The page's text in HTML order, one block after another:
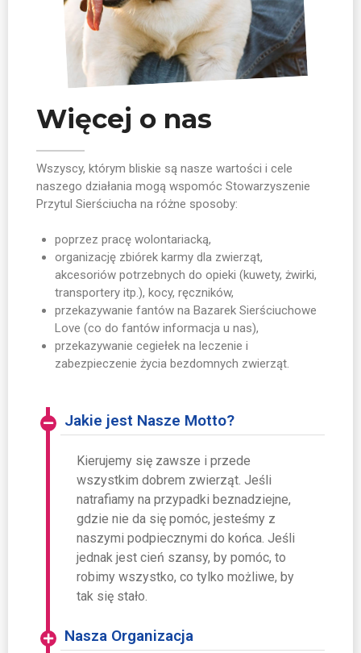
Więcej o nas
Wszyscy, którym bliskie są nasze wartości i cele
naszego działania mogą wspomóc Stowarzyszenie
Przytul Sierściucha na różne sposoby:
poprzez pracę wolontariacką,
organizację zbiórek karmy dla zwierząt,
akcesoriów potrzebnych do opieki (kuwety, żwirki,
transportery itp.), kocy, ręczników,
przekazywanie fantów na Bazarek Sierściuchowe
Love (co do fantów informacja u nas),
przekazywanie cegiełek na leczenie i
zabezpieczenie życia bezdomnych zwierząt.
Jakie jest Nasze Motto?
Kierujemy się zawsze i przede
wszystkim dobrem zwierząt. Jeśli
natrafiamy na przypadki beznadziejne,
gdzie nie da się pomóc, jesteśmy z
naszymi podpiecznymi do końca. Jeśli
jednak jest cień szansy, by pomóc, to
robimy wszystko, co tylko możliwe, by
tak się stało.
Nasza Organizacja